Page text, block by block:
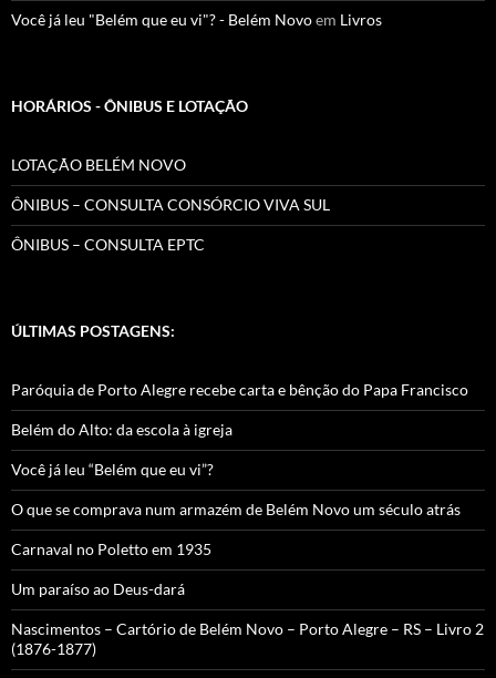
Você já leu "Belém que eu vi"? - Belém Novoem Livros
HORÁRIOS - ÔNIBUS E LOTAÇÃO
LOTAÇÃO BELÉM NOVO
ÔNIBUS – CONSULTA CONSÓRCIO VIVA SUL
ÔNIBUS – CONSULTA EPTC
ÚLTIMAS POSTAGENS:
Paróquia de Porto Alegre recebe carta e bênção do Papa Francisco
Belém do Alto: da escola à igreja
Você já leu “Belém que eu vi”?
O que se comprava num armazém de Belém Novo um século atrás
Carnaval no Poletto em 1935
Um paraíso ao Deus-dará
Nascimentos – Cartório de Belém Novo – Porto Alegre – RS – Livro 2
(1876-1877)